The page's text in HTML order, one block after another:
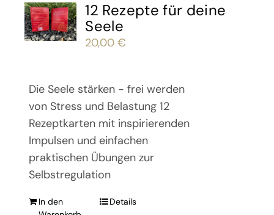
12 Rezepte für deine
Seele
20,00€
Die Seele stärken - frei werden
von Stress und Belastung 12
Rezeptkarten mit inspirierenden
Impulsen und einfachen
praktischen Übungen zur
Selbstregulation
In den
Details